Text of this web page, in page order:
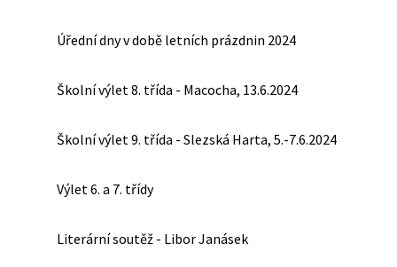
Úřední dny v době letních prázdnin 2024
Školní výlet 8. třída - Macocha, 13.6.2024
Školní výlet 9. třída - Slezská Harta, 5.-7.6.2024
Výlet 6. a 7. třídy
Literární soutěž - Libor Janásek